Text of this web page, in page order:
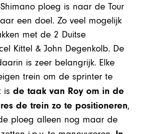
ploeg is naar de Tour
een doel. Zo veel mogelijk
met de 2 Duitse
Kittel & John Degenkolb. De
is zeer belangrijk. Elke
trein om de sprinter te
isde taak van Roy om in de
de trein zo te positioneren,
ploeg alleen nog maar de